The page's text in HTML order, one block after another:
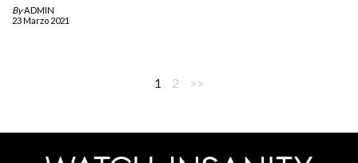
ByADMIN
23 Marzo 2021
1 2 >>